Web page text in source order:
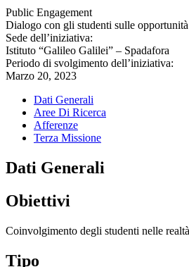
Public Engagement
Dialogo con gli studenti sulle
Sede dell’iniziativa:
Istituto “Galileo Galilei” – Spadafora
Periodo di svolgimento dell’iniziativa:
Marzo 20, 2023
Dati Generali
Aree Di Ricerca
Afferenze
Terza Missione
Dati Generali
Obiettivi
Coinvolgimento degli studenti nelle
Tipo